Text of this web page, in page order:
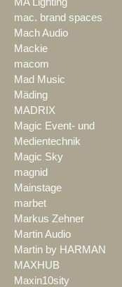
mac. brand spaces
Mach Audio
Mackie
macom
Mad Music
Mäding
MADRIX
Magic Event- und
Medientechnik
Magic Sky
magnid
Mainstage
marbet
Markus Zehner
Martin Audio
Martin by HARMAN
MAXHUB
Maxin10sity